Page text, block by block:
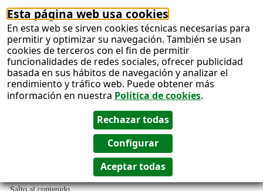
Esta página web usa cookies
En esta web se sirven cookies técnicas necesarias para
permitir y optimizar su navegación. También se usan
cookies de terceros con el fin de permitir
funcionalidades de redes sociales, ofrecer publicidad
basada en sus hábitos de navegación y analizar el
rendimiento y tráfico web. Puede obtener más
información en nuestra Política de cookies.